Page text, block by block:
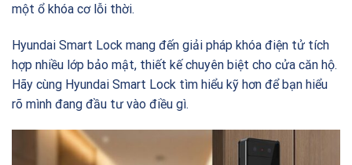
một ổ khóa cơ lỗi thời.
Hyundai Smart Lock mang đến giải pháp khóa điện tử tích
hợp nhiều lớp bảo mật, thiết kế chuyên biệt cho cửa căn hộ.
Hãy cùng Hyundai Smart Lock tìm hiểu kỹ hơn để bạn hiểu
rõ mình đang đầu tư vào điều gì.